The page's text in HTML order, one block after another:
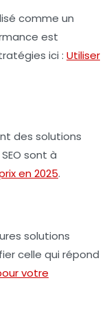
comme un
est
ici : Utiliser
des solutions
sont à
en 2025.
solutions
celle qui répond
votre